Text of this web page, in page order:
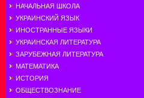
НАЧАЛЬНАЯ ШКОЛА
УКРАИНСКИЙ ЯЗЫК
ИНОСТРАННЫЕ ЯЗЫКИ
УКРАИНСКАЯ ЛИТЕРАТУРА
ЗАРУБЕЖНАЯ ЛИТЕРАТУРА
МАТЕМАТИКА
ИСТОРИЯ
ОБЩЕСТВОЗНАНИЕ